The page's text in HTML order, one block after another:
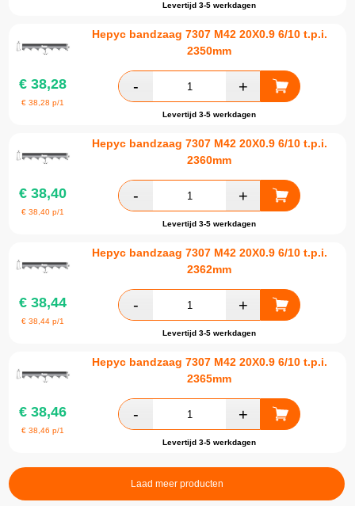
Levertijd 3-5 werkdagen
Hepyc bandzaag 7307 M42 20X0.9 6/10 t.p.i.
2350mm
€ 38,28
€38,28 p/1
Levertijd 3-5 werkdagen
Hepyc bandzaag 7307 M42 20X0.9 6/10 t.p.i.
2360mm
€ 38,40
€38,40 p/1
Levertijd 3-5 werkdagen
Hepyc bandzaag 7307 M42 20X0.9 6/10 t.p.i.
2362mm
€ 38,44
€38,44 p/1
Levertijd 3-5 werkdagen
Hepyc bandzaag 7307 M42 20X0.9 6/10 t.p.i.
2365mm
€ 38,46
€38,46 p/1
Levertijd 3-5 werkdagen
Laad meer producten